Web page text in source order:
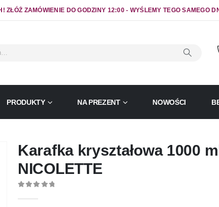
ZŁÓŻ ZAMÓWIENIE DO GODZINY 12:00 - WYŚLEMY TEGO SAMEGO
PRODUKTY NA PREZENT NOWOŚCI
Karafka kryształowa 1000
NICOLETTE